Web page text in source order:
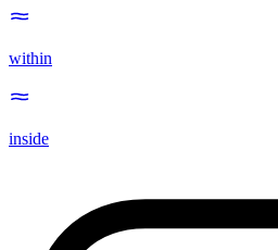
within
inside